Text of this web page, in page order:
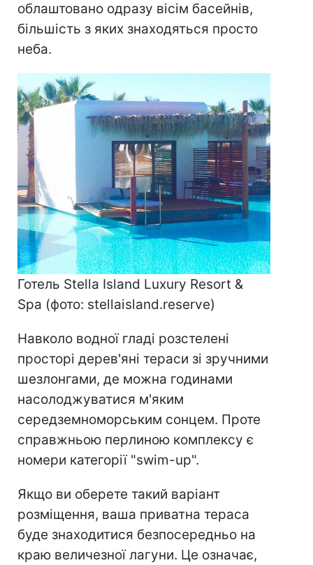
облаштовано одразу вісім басейнів,
більшість з яких знаходяться просто
неба.
Готель Stella Island Luxury Resort &
Spa (фото: stellaisland.reserve)
Навколо водної гладі розстелені
просторі дерев'яні тераси зі зручними
шезлонгами, де можна годинами
насолоджуватися м'яким
середземноморським сонцем. Проте
справжньою перлиною комплексу є
номери категорії "swim-up".
Якщо ви оберете такий варіант
розміщення, ваша приватна тераса
буде знаходитися безпосередньо на
краю величезної лагуни. Це означає,